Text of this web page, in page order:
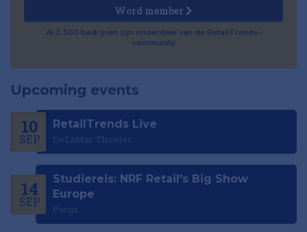
Word member
Al 2.500 bedrijven zijn onderdeel van de RetailTrends-
community
Upcoming events
10
SEP
RetailTrends Live
DeLaMar Theater
14
SEP
Studiereis: NRF Retail's Big Show
Europe
Parijs